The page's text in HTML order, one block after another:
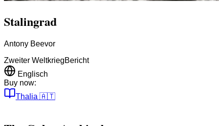
Stalingrad
Antony Beevor
Zweiter WeltkriegBericht
Englisch
Buy now:
Thalia 🇦🇹